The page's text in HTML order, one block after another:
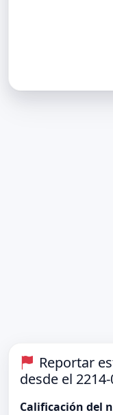
Reportar
desde el
Calificación del